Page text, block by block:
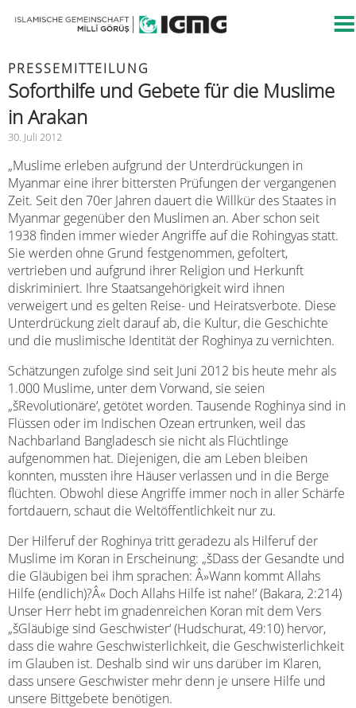
PRESSEMITTEILUNG
Soforthilfe und Gebete für die Muslime
in Arakan
30. Juli 2012
„Muslime erleben aufgrund der Unterdrückungen in
Myanmar eine ihrer bittersten Prüfungen der vergangenen
Zeit. Seit den 70er Jahren dauert die Willkür des Staates in
Myanmar gegenüber den Muslimen an. Aber schon seit
1938 finden immer wieder Angriffe auf die Rohingyas statt.
Sie werden ohne Grund festgenommen, gefoltert,
vertrieben und aufgrund ihrer Religion und Herkunft
diskriminiert. Ihre Staatsangehörigkeit wird ihnen
verweigert und es gelten Reise- und Heiratsverbote. Diese
Unterdrückung zielt darauf ab, die Kultur, die Geschichte
und die muslimische Identität der Roghinya zu vernichten.
Schätzungen zufolge sind seit Juni 2012 bis heute mehr als
1.000 Muslime, unter dem Vorwand, sie seien
„šRevolutionäre‘, getötet worden. Tausende Roghinya sind in
Flüssen oder im Indischen Ozean ertrunken, weil das
Nachbarland Bangladesch sie nicht als Flüchtlinge
aufgenommen hat. Diejenigen, die am Leben bleiben
konnten, mussten ihre Häuser verlassen und in die Berge
flüchten. Obwohl diese Angriffe immer noch in aller Schärfe
fortdauern, schaut die Weltöffentlichkeit nur zu.
Der Hilferuf der Roghinya tritt geradezu als Hilferuf der
Muslime im Koran in Erscheinung: „šDass der Gesandte und
die Gläubigen bei ihm sprachen: Â»Wann kommt Allahs
Hilfe (endlich)?Â« Doch Allahs Hilfe ist nahe!‘ (Bakara, 2:214)
Unser Herr hebt im gnadenreichen Koran mit dem Vers
„šGläubige sind Geschwister‘ (Hudschurat, 49:10) hervor,
dass die wahre Geschwisterlichkeit, die Geschwisterlichkeit
im Glauben ist. Deshalb sind wir uns darüber im Klaren,
dass unsere Geschwister mehr denn je unsere Hilfe und
unsere Bittgebete benötigen.